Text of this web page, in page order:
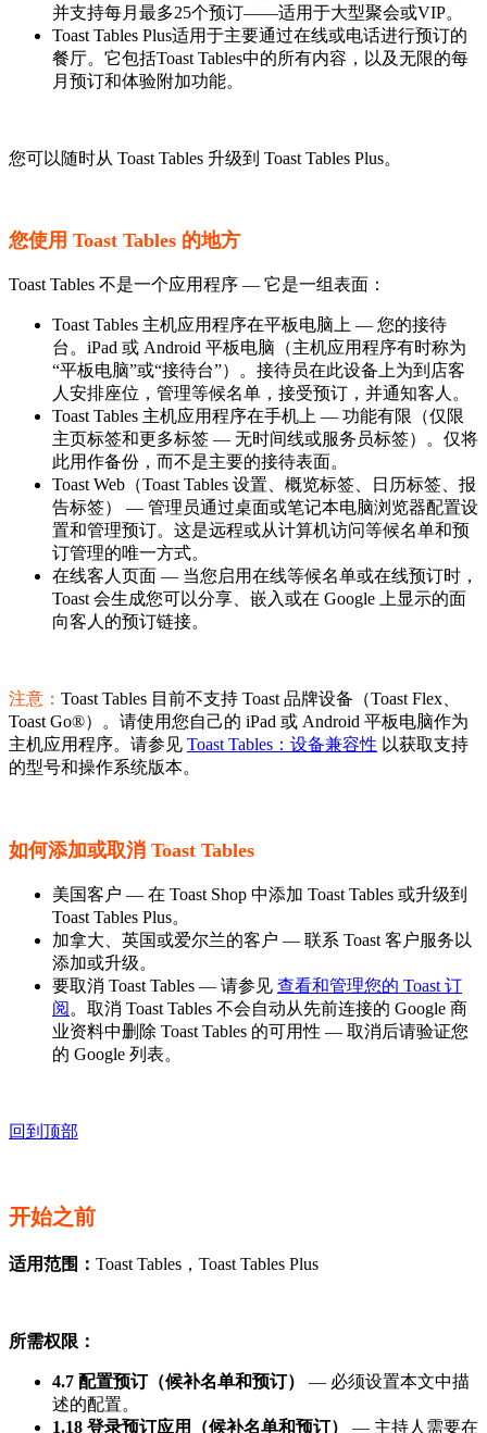
并支持每月最多25个预订——适用于大型聚会或VIP。
Toast Tables Plus适用于主要通过在线或电话进行预订的
餐厅。它包括Toast Tables中的所有内容，以及无限的每
月预订和体验附加功能。
您可以随时从 Toast Tables 升级到 Toast Tables Plus。
您使用 Toast Tables 的地方
Toast Tables 不是一个应用程序 — 它是一组表面：
Toast Tables 主机应用程序在平板电脑上 — 您的接待
台。iPad 或 Android 平板电脑（主机应用程序有时称为
“平板电脑”或“接待台”）。接待员在此设备上为到店客
人安排座位，管理等候名单，接受预订，并通知客人。
Toast Tables 主机应用程序在手机上 — 功能有限（仅限
主页标签和更多标签 — 无时间线或服务员标签）。仅将
此用作备份，而不是主要的接待表面。
Toast Web（Toast Tables 设置、概览标签、日历标签、报
告标签） — 管理员通过桌面或笔记本电脑浏览器配置设
置和管理预订。这是远程或从计算机访问等候名单和预
订管理的唯一方式。
在线客人页面 — 当您启用在线等候名单或在线预订时，
Toast 会生成您可以分享、嵌入或在 Google 上显示的面
向客人的预订链接。
注意： Toast Tables 目前不支持 Toast 品牌设备（Toast Flex、
Toast Go®）。请使用您自己的 iPad 或 Android 平板电脑作为
主机应用程序。请参见 Toast Tables：设备兼容性 以获取支持
的型号和操作系统版本。
如何添加或取消 Toast Tables
美国客户 — 在 Toast Shop 中添加 Toast Tables 或升级到
Toast Tables Plus。
加拿大、英国或爱尔兰的客户 — 联系 Toast 客户服务以
添加或升级。
要取消 Toast Tables — 请参见 查看和管理您的 Toast 订
阅 。取消 Toast Tables 不会自动从先前连接的 Google 商
业资料中删除 Toast Tables 的可用性 — 取消后请验证您
的 Google 列表。
回到顶部
开始之前
适用范围： Toast Tables，Toast Tables Plus
所需权限：
4.7 配置预订（候补名单和预订）
— 必须设置本文中描
述的配置。
1.18 登录预订应用（候补名单和预订）
— 主持人需要在